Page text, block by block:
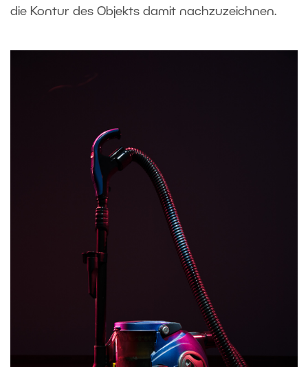
die Kontur des Objekts damit nachzuzeichnen.